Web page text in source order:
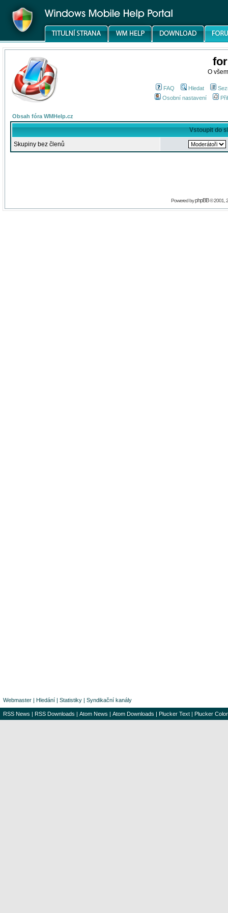
O
FAQ Hledat
Osobní nastavení
Obsah fóra WMHelp.cz
Vstoupit do
Skupiny bez členů
Powered byphpBB© 2001,
Webmaster | Hledání | Statistiky | Syndikační kanály
RSS News | RSS Downloads | Atom News | Atom Downloads | Plucker Text | Plucker Color